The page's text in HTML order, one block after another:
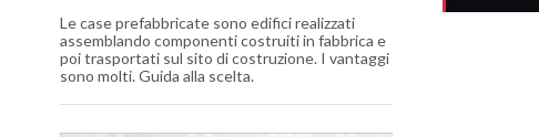
Le case prefabbricate sono edifici realizzati
assemblando componenti costruiti in fabbrica e
poi trasportati sul sito di costruzione. I vantaggi
sono molti. Guida alla scelta.